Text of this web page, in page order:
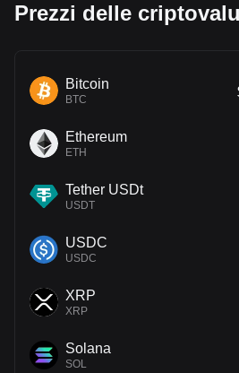
Prezzi delle
Bitcoin
BTC
Ethereum
ETH
Tether USDt
USDT
USDC
USDC
XRP
XRP
Solana
SOL